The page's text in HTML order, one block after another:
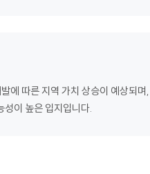
에 따른 지역 가치 상승이 예상되며,
성이 높은 입지입니다.